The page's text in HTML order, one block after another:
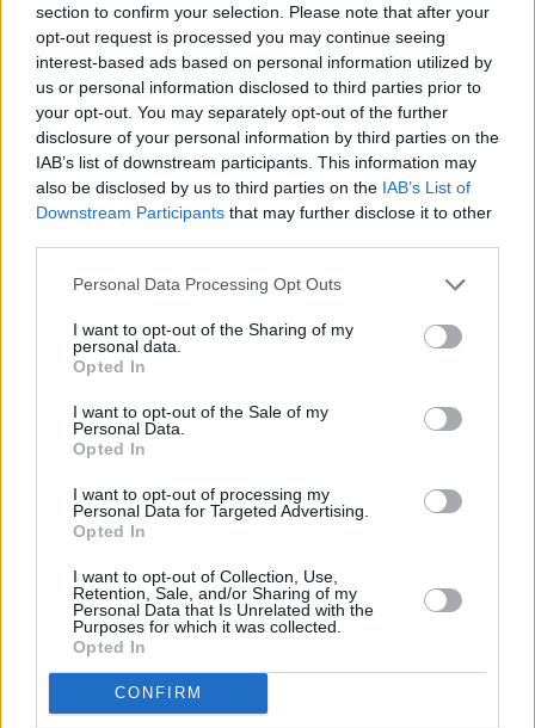
section to confirm your selection. Please note that after your
opt-out request is processed you may continue seeing
interest-based ads based on personal information utilized by
us or personal information disclosed to third parties prior to
your opt-out. You may separately opt-out of the further
disclosure of your personal information by third parties on the
IAB’s list of downstream participants. This information may
also be disclosed by us to third parties on the IAB’s List of
Downstream Participants that may further disclose it to other
Personal Data Processing Opt Outs
I want to opt-out of the Sharing of my
personal data.
Opted In
I want to opt-out of the Sale of my
Personal Data.
Opted In
I want to opt-out of processing my
Personal Data for Targeted Advertising.
Opted In
I want to opt-out of Collection, Use,
Retention, Sale, and/or Sharing of my
Personal Data that Is Unrelated with the
Purposes for which it was collected.
Opted In
CONFIRM
City Stories
Έξι ενδιαφέρουσες διαλέξεις και ομιλίες με
ελεύθερη είσοδο για αυτή τη βδομάδα
City Stories
Δύο ενδιαφέρουσες διαλέξεις με ελεύθερη